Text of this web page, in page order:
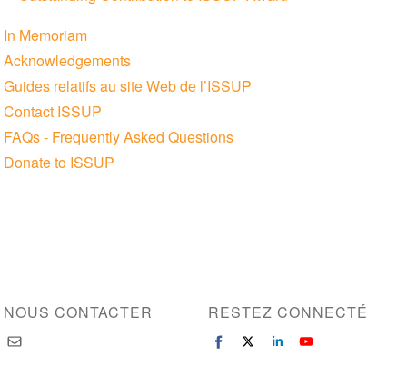
In Memoriam
Acknowledgements
Guides relatifs au site Web de l’ISSUP
Contact ISSUP
FAQs - Frequently Asked Questions
Donate to ISSUP
NOUS CONTACTER RESTEZ CONNECTÉ